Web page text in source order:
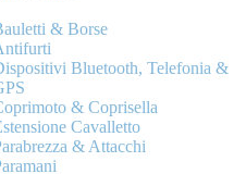
& Borse
Bluetooth, Telefonia &
& Coprisella
Cavalletto
& Attacchi